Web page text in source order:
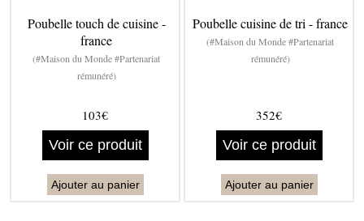
Poubelle touch de cuisine -
france
(#Maison du Monde #Partenariat
rémunéré)
103€
Voir ce produit
Ajouter au panier
Poubelle cuisine de tri - france
(#Maison du Monde #Partenariat
rémunéré)
352€
Voir ce produit
Ajouter au panier